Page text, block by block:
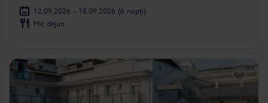
12.09.2026 - 18.09.2026 (6 nopți)
Mic dejun